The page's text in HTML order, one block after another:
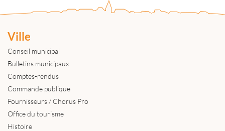
Ville
Conseil municipal
Bulletins municipaux
Comptes-rendus
Commande publique
Fournisseurs / Chorus Pro
Office du tourisme
Histoire